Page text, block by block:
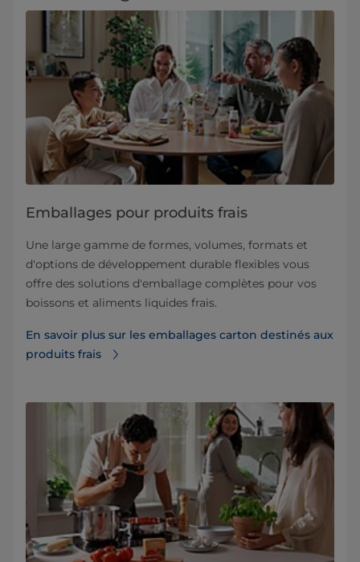
Emballages pour produits frais
Une large gamme de formes, volumes, formats et
d'options de développement durable flexibles vous
offre des solutions d'emballage complètes pour vos
boissons et aliments liquides frais.
En savoir plus sur les emballages carton destinés aux
produits frais